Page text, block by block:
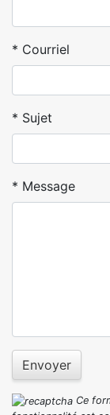
Courriel
Sujet
Message
Envoyer
Ce